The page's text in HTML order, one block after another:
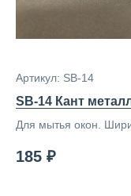
Артикул: SB-14
SB-14 Кант
Для мытья окон.
185 ₽